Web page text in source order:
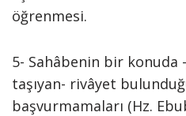
öğrenmesi.
5- Sahâbenin bir konuda
taşıyan- rivâyet
başvurmamaları (Hz.